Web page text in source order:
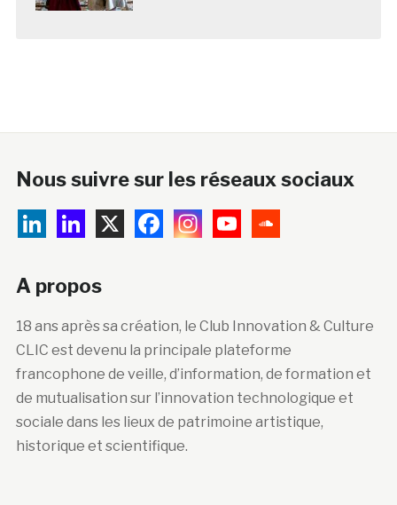
Nous suivre sur les réseaux sociaux
A propos
18 ans après sa création, le Club Innovation & Culture
CLIC est devenu la principale plateforme
francophone de veille, d’information, de formation et
de mutualisation sur l’innovation technologique et
sociale dans les lieux de patrimoine artistique,
historique et scientifique.